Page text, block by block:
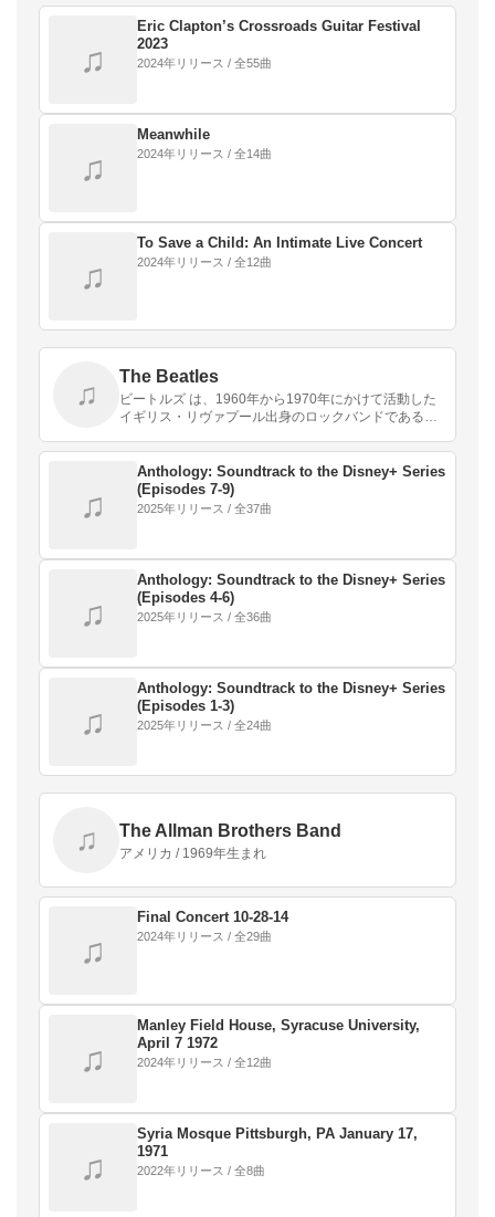
♫
Eric Clapton’s Crossroads Guitar Festival
2023
2024年リリース / 全55曲
♫
Meanwhile
2024年リリース / 全14曲
♫
To Save a Child: An Intimate Live Concert
2024年リリース / 全12曲
♫
The Beatles
ビートルズ は、1960年から1970年にかけて活動した
イギリス・リヴァプール出身のロックバンドである。
♫
Anthology: Soundtrack to the Disney+ Series
(Episodes 7-9)
2025年リリース / 全37曲
♫
Anthology: Soundtrack to the Disney+ Series
(Episodes 4-6)
2025年リリース / 全36曲
♫
Anthology: Soundtrack to the Disney+ Series
(Episodes 1-3)
2025年リリース / 全24曲
♫ The Allman Brothers Band
アメリカ / 1969年生まれ
♫
Final Concert 10‐28‐14
2024年リリース / 全29曲
♫
Manley Field House, Syracuse University,
April 7 1972
2024年リリース / 全12曲
♫
Syria Mosque Pittsburgh, PA January 17,
1971
2022年リリース / 全8曲